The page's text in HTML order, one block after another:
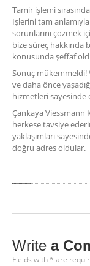
Tamir işlemi
İşlerini tam
sorunlarını çözmek
bize süreç hakkında
konusunda şeffaf
Sonuç mükemmeldi!
ve daha önce
hizmetleri sayesinde
Çankaya Viessmann
herkese tavsiye
yaklaşımları
doğru adres oldular.
Write a
Fields with * are